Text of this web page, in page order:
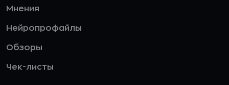
Мнения
Нейропрофайлы
Обзоры
Чек-листы